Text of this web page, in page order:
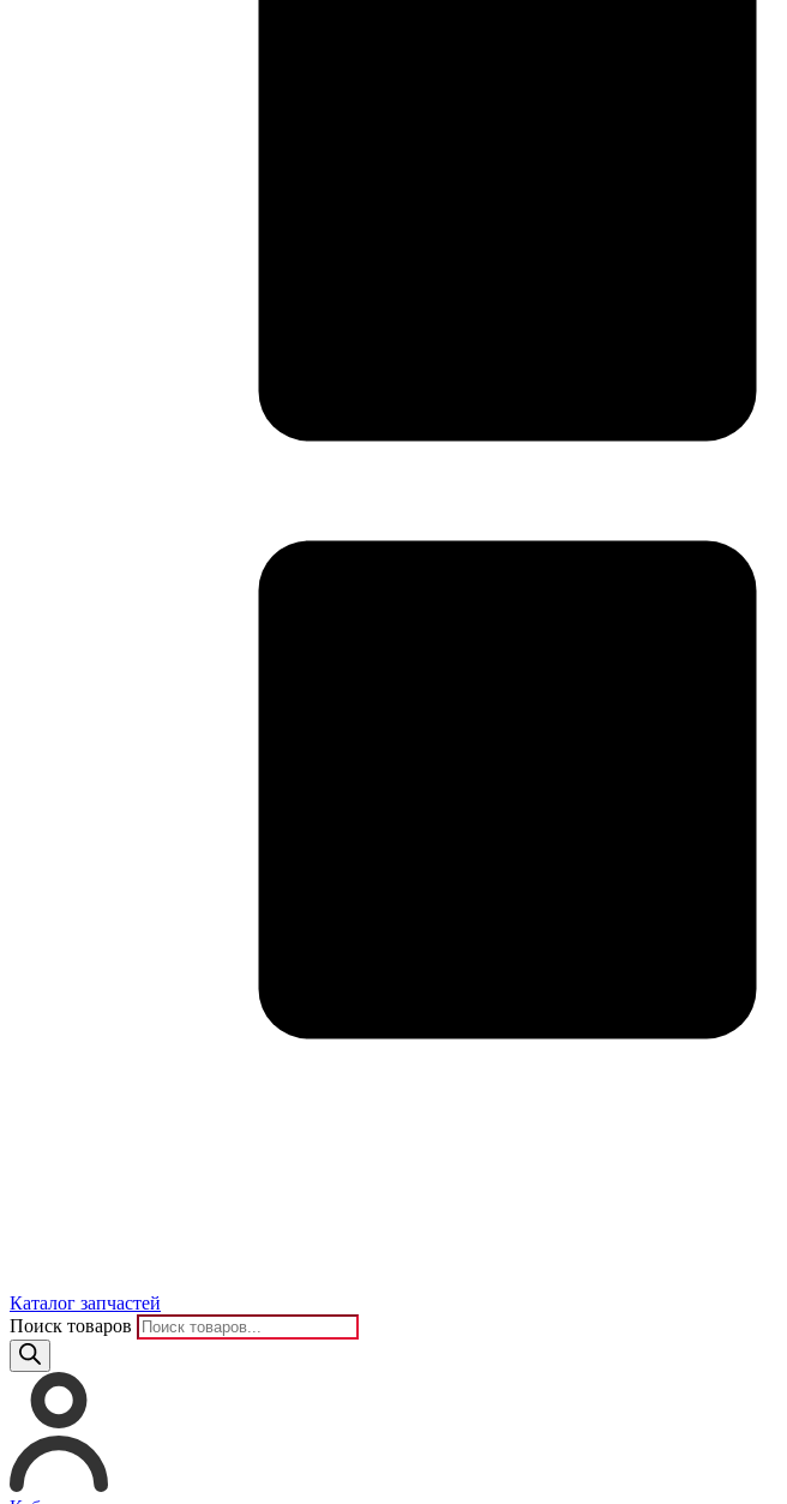
Каталог запчастей
Поиск товаров